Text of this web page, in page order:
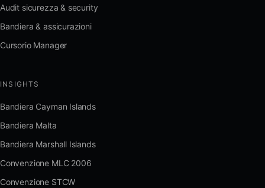
Audit sicurezza & security
Bandiera & assicurazioni
Cursorio Manager
INSIGHTS
Bandiera Cayman Islands
Bandiera Malta
Bandiera Marshall Islands
Convenzione MLC 2006
Convenzione STCW